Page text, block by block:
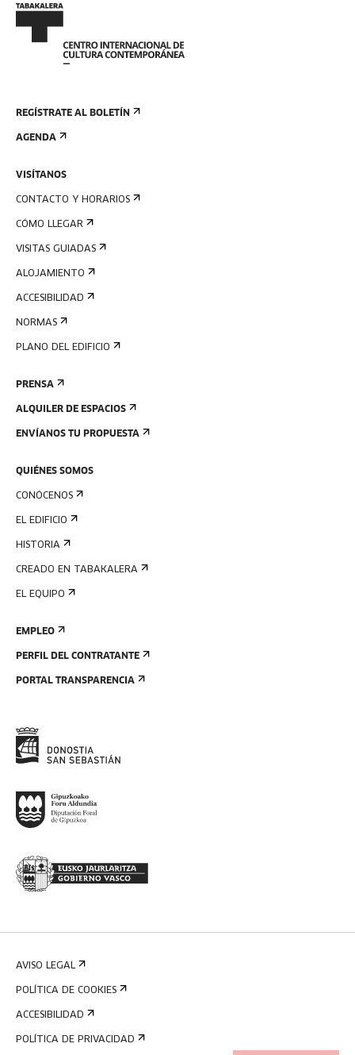
REGÍSTRATE AL BOLETÍN
AGENDA
VISÍTANOS
CONTACTO Y HORARIOS
CÓMO LLEGAR
VISITAS GUIADAS
ALOJAMIENTO
ACCESIBILIDAD
NORMAS
PLANO DEL EDIFICIO
PRENSA
ALQUILER DE ESPACIOS
ENVÍANOS TU PROPUESTA
QUIÉNES SOMOS
CONÓCENOS
EL EDIFICIO
HISTORIA
CREADO EN TABAKALERA
EL EQUIPO
EMPLEO
PERFIL DEL CONTRATANTE
PORTAL TRANSPARENCIA
AVISO LEGAL
POLÍTICA DE COOKIES
ACCESIBILIDAD
POLÍTICA DE PRIVACIDAD